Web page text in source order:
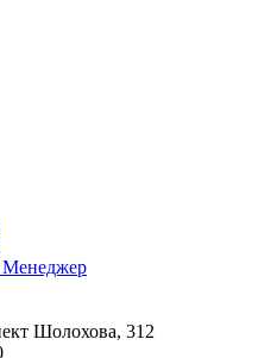
Менеджер
Шолохова, 312